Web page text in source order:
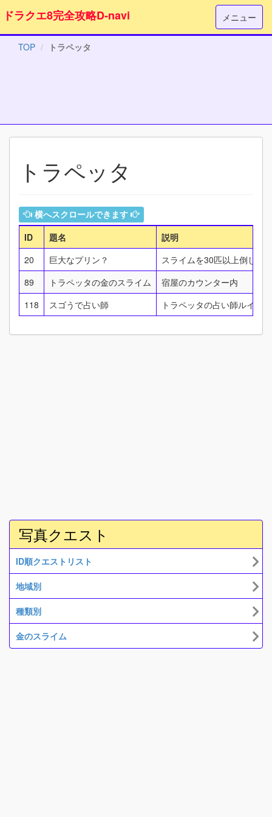
メニュー
ドラクエ8完全攻略D-navi
TOP トラペッタ
トラペッタ
横へスクロールできます
ID 題名
説明
20
巨大なプリン？
スライムを30匹以上倒した
89
トラペッタの金のスライム
宿屋のカウンター内
118
スゴうで占い師 トラペッタの占い師ルイネ
写真クエスト
ID順クエストリスト
地域別
種類別
金のスライム